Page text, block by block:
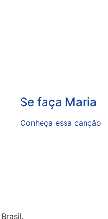
Se faça Maria
Conheça essa canção